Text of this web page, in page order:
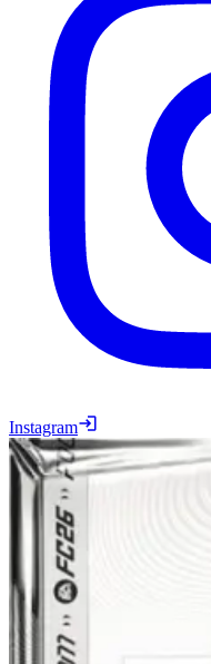
Instagram